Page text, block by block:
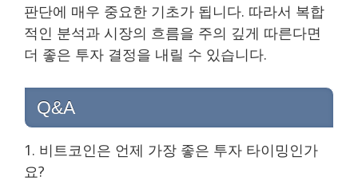
판단에 매우 중요한 기초가 됩니다. 따라서 복합
적인 분석과 시장의 흐름을 주의 깊게 따른다면
더 좋은 투자 결정을 내릴 수 있습니다.
Q&A
1. 비트코인은 언제 가장 좋은 투자 타이밍인가
요?